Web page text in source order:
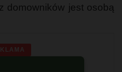
domowników jest osobą